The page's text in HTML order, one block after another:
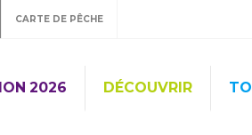
CARTE DE PÊCHE
2026 DÉCOUVRIR